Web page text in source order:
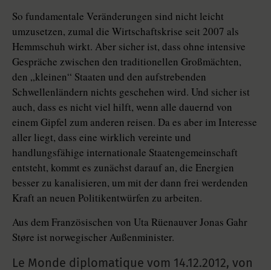
So fundamentale Veränderungen sind nicht leicht
umzusetzen, zumal die Wirtschaftskrise seit 2007 als
Hemmschuh wirkt. Aber sicher ist, dass ohne intensive
Gespräche zwischen den traditionellen Großmächten,
den „kleinen“ Staaten und den aufstrebenden
Schwellenländern nichts geschehen wird. Und sicher ist
auch, dass es nicht viel hilft, wenn alle dauernd von
einem Gipfel zum anderen reisen. Da es aber im Interesse
aller liegt, dass eine wirklich vereinte und
handlungsfähige internationale Staatengemeinschaft
entsteht, kommt es zunächst darauf an, die Energien
besser zu kanalisieren, um mit der dann frei werdenden
Kraft an neuen Politikentwürfen zu arbeiten.
Aus dem Französischen von Uta Rüenauver Jonas Gahr
Støre ist norwegischer Außenminister.
Le Monde diplomatique vom 14.12.2012, von